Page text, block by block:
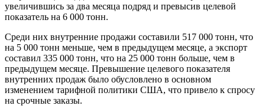
увеличившись за два месяца подряд и превысив целевой
показатель на 6 000 тонн.
Среди них внутренние продажи составили 517 000 тонн, что
на 5 000 тонн меньше, чем в предыдущем месяце, а экспорт
составил 335 000 тонн, что на 25 000 тонн больше, чем в
предыдущем месяце. Превышение целевого показателя
внутренних продаж было обусловлено в основном
изменением тарифной политики США, что привело к спросу
на срочные заказы.